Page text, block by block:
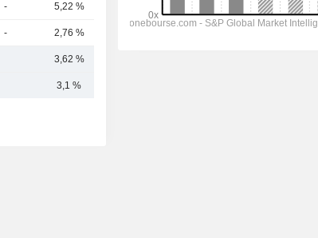
- 5,22 %
- 2,76 %
3,62 %
3,1 %